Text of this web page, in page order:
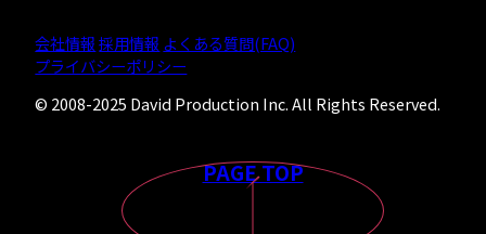
会社情報 採用情報 よくある質問(FAQ)
プライバシーポリシー
© 2008-2025 David Production Inc. All Rights Reserved.
PAGE TOP